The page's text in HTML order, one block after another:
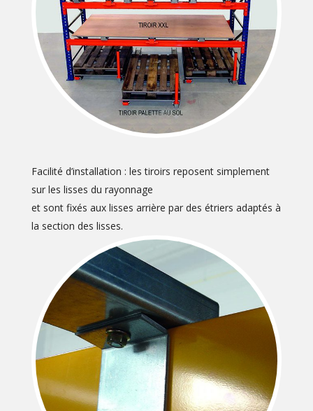
Facilité d’installation : les tiroirs reposent simplement
sur les lisses du rayonnage
et sont fixés aux lisses arrière par des étriers adaptés à
la section des lisses.